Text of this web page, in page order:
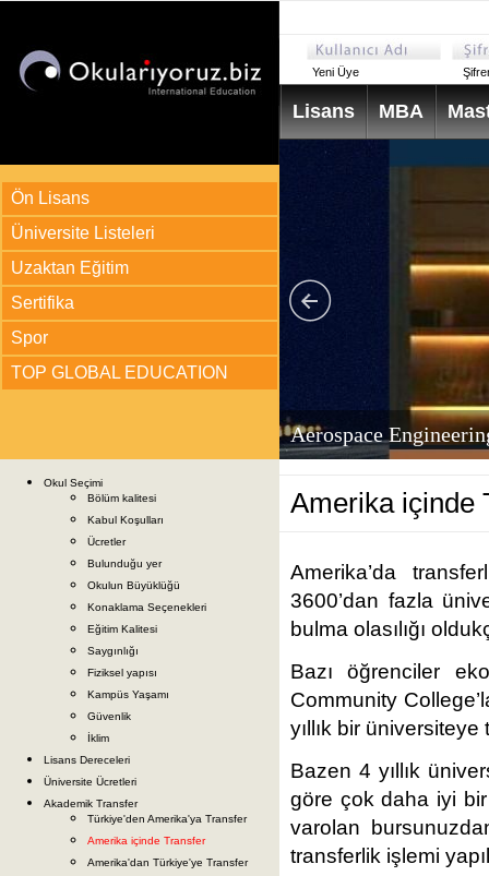
Ön Lisans
Üniversite Listeleri
Uzaktan Eğitim
Sertifika
Spor
TOP GLOBAL EDUCATION
Okul Seçimi
Bölüm kalitesi
Kabul Koşulları
Ücretler
Bulunduğu yer
Okulun Büyüklüğü
Konaklama Seçenekleri
Eğitim Kalitesi
Saygınlığı
Fiziksel yapısı
Kampüs Yaşamı
Güvenlik
İklim
Lisans Dereceleri
Üniversite Ücretleri
Akademik Transfer
Türkiye'den Amerika'ya Transfer
Amerika içinde Transfer
Amerika'dan Türkiye'ye Transfer
Yeni Üye
Lisans MBA
Aerospace
Amerika içinde
Amerika’da
3600’dan fazla
bulma olasılığı
Bazı öğrenciler
Community
yıllık bir
Bazen 4 yıllık
göre çok daha iyi
varolan
transferlik işlemi